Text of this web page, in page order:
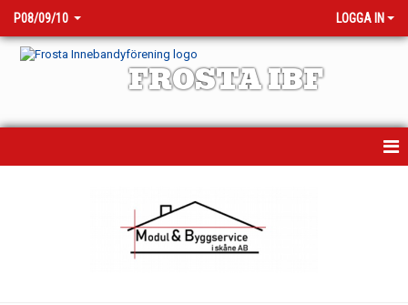
P08/09/10 LOGGA IN
FROSTA IBF